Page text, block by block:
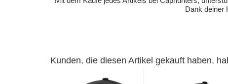
Dank deiner
Kunden, die diesen Artikel gekauft haben,